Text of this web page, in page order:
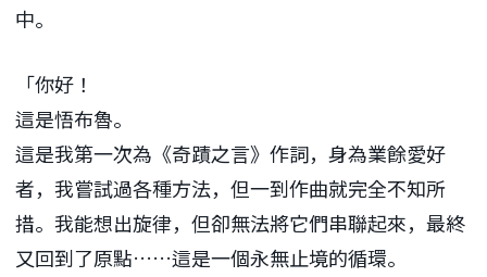
中。
「你好！
這是悟布魯。
這是我第一次為《奇蹟之言》作詞，身為業餘愛好
者，我嘗試過各種方法，但一到作曲就完全不知所
措。我能想出旋律，但卻無法將它們串聯起來，最終
又回到了原點……這是一個永無止境的循環。